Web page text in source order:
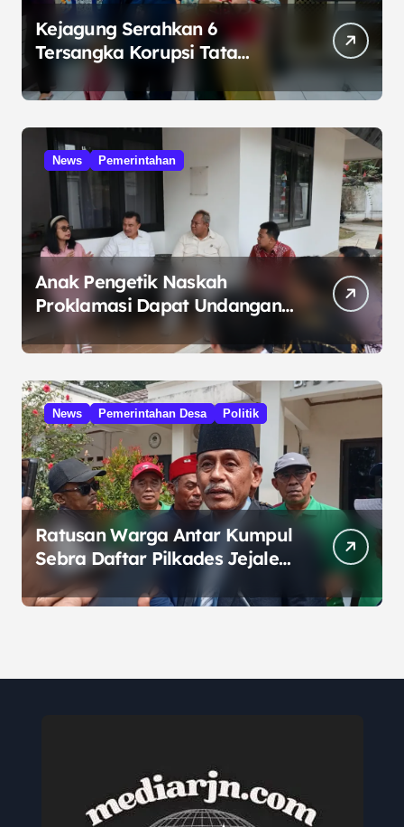
Kejagung Serahkan 6
Tersangka Korupsi Tata
Kelola Minyak ke Penuntut
Umum
News Pemerintahan
Anak Pengetik Naskah
Proklamasi Dapat Undangan
HUT RI dari Presiden
Prabowo
News Pemerintahan Desa Politik
Ratusan Warga Antar Kumpul
Sebra Daftar Pilkades Jejalen
Jaya, Serukan Pemilu Damai